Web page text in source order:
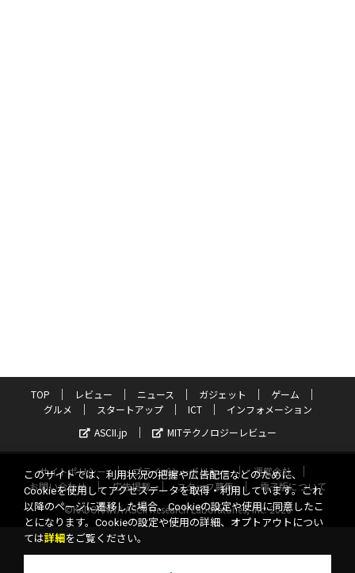
TOP レビュー ニュース ガジェット
ゲーム
グルメ
スタートアップ ICT
インフォメーション
ASCII.jp
MITテクノロジーレビュー
サイトポリシー プライバシーポリシー
運営会社
お問い合わせ
広告掲載 スタッフ募集
電子版について
©KADOKAWA ASCII Research Laboratories, Inc. 2026
このサイトでは、利用状況の把握や広告配信などのために、
Cookieを使用してアクセスデータを取得・利用しています。これ
以降のページに遷移した場合、Cookieの設定や使用に同意したこ
とになります。Cookieの設定や使用の詳細、オプトアウトについ
ては詳細 をご覧ください。